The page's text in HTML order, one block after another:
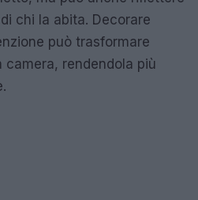
chi la abita. Decorare
può trasformare
camera, rendendola più